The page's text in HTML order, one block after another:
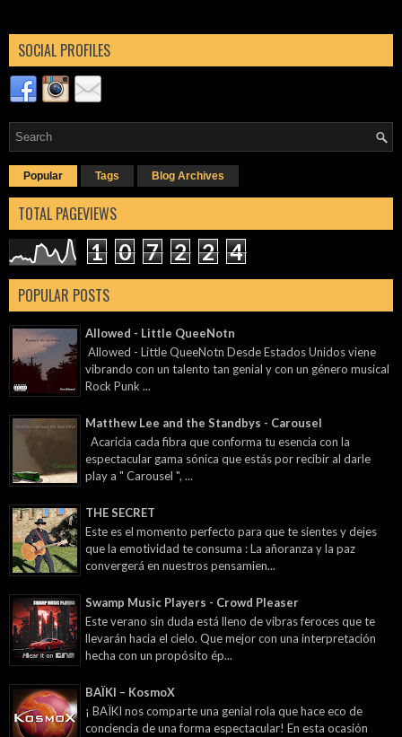
SOCIAL PROFILES
Popular Tags Blog Archives
TOTAL PAGEVIEWS
1 0 7 2 2 4
POPULAR POSTS
Allowed - Little QueeNotn
Allowed - Little QueeNotn Desde Estados Unidos viene
vibrando con un talento tan genial y con un género musical
Rock Punk ...
Matthew Lee and the Standbys - Carousel
Acaricia cada fibra que conforma tu esencia con la
espectacular gama sónica que estás por recibir al darle
play a " Carousel ", ...
THE SECRET
Este es el momento perfecto para que te sientes y dejes
que la emotividad te consuma : La añoranza y la paz
convergerá en nuestros pensamien...
Swamp Music Players - Crowd Pleaser
Este verano sin duda está lleno de vibras feroces que te
llevarán hacia el cielo. Que mejor con una interpretación
hecha con un propósito ép...
BAÏKI – KosmoX
¡ BAÏKI nos comparte una genial rola que hace eco de
conciencia de una forma espectacular! En esta ocasión